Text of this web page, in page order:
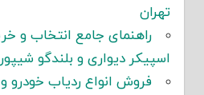
تهران
راهنمای جامع انتخاب و
اسپیکر دیواری و بلندگو
فروش انواع ردیاب خودرو